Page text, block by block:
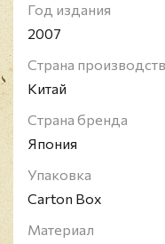
вошел под номером
Настоящий
производства!
Год издания
2007
Страна
Китай
Страна бренда
Япония
Упаковка
Carton Box
Материал